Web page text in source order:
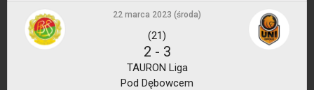
22 marca 2023 (środa)
(21)
2 - 3
TAURON Liga
Pod Dębowcem